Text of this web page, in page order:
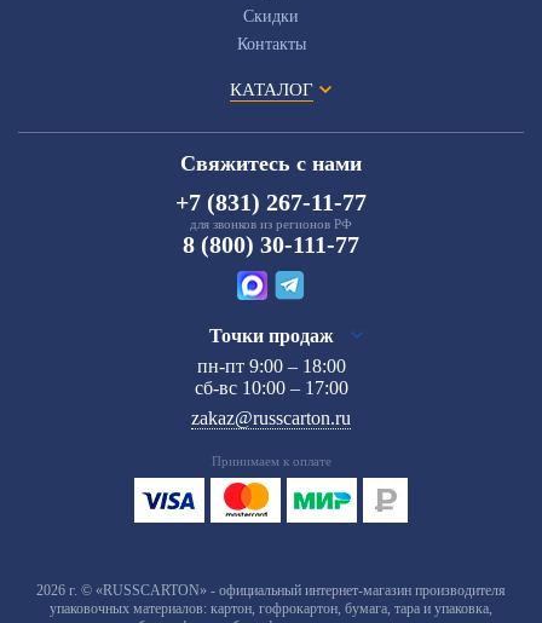
Скидки
Контакты
КАТАЛОГ
Свяжитесь с нами
+7 (831) 267-11-77
для звонков из регионов РФ
8 (800) 30-111-77
Точки продаж
пн-пт 9:00 – 18:00
сб-вс 10:00 – 17:00
zakaz@russcarton.ru
Принимаем к оплате
2026 г. © «RUSSCARTON» - официальный интернет-магазин производителя
упаковочных материалов: картон, гофрокартон, бумага, тара и упаковка,